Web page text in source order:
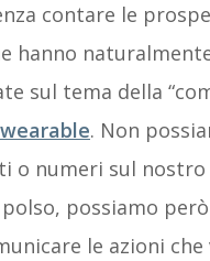
contare le
hanno
sul tema della
. Non
o numeri sul
possiamo
le azioni